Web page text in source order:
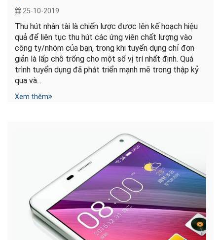
25-10-2019
Thu hút nhân tài là chiến lược được lên kế hoạch hiệu
quả để liên tục thu hút các ứng viên chất lượng vào
công ty/nhóm của bạn, trong khi tuyển dụng chỉ đơn
giản là lấp chỗ trống cho một số vị trí nhất định. Quá
trình tuyển dụng đã phát triển mạnh mẽ trong thập kỷ
qua và...
Xem thêm